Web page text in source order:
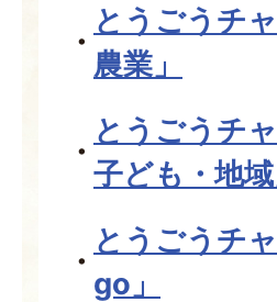
とうごうチ
農業」
とうごうチ
子ども・地域
とうごうチ
go」